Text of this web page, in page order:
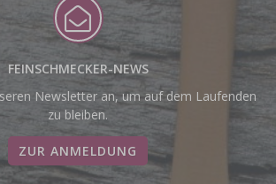
FEINSCHMECKER-NEWS
Newsletter an, um auf dem Laufenden
zu bleiben.
ZUR ANMELDUNG